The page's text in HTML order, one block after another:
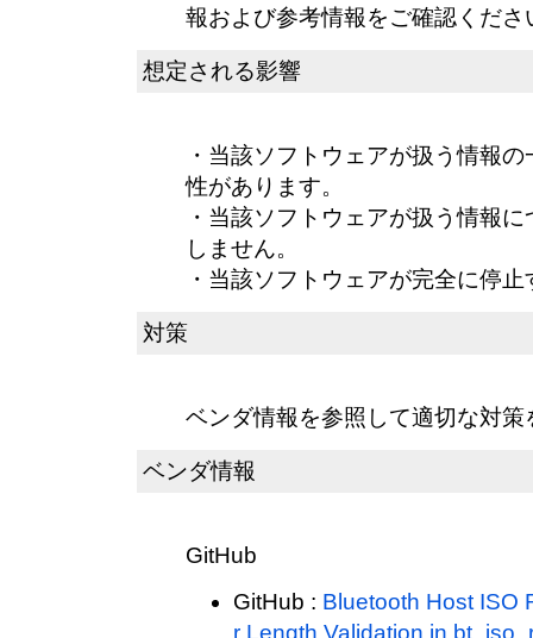
報および参考情報をご確認くださ
想定される影響
・当該ソフトウェアが扱う情報
性があります。
・当該ソフトウェアが扱う情報
しません。
・当該ソフトウェアが完全に停
対策
ベンダ情報を参照して適切な対
ベンダ情報
GitHub
GitHub : Bluetooth Host ISO
r Length Validation in